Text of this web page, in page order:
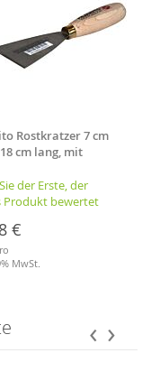
Rostkratzer 7 cm
cm lang, mit
der Erste, der
Produkt bewertet
€
MwSt.
‹ ›